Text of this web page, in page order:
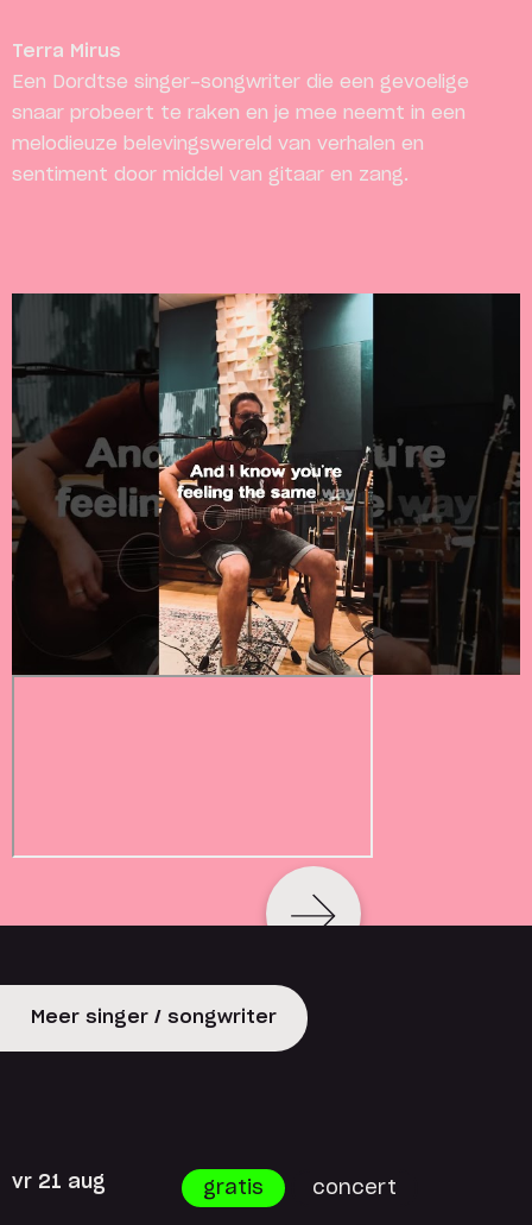
Terra Mirus
Een Dordtse singer-songwriter die een gevoelige
snaar probeert te raken en je mee neemt in een
melodieuze belevingswereld van verhalen en
sentiment door middel van gitaar en zang.
Meer singer / songwriter
vr 21 aug gratis concert